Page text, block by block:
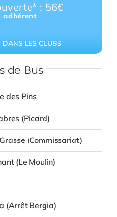
: 56€
adhérent
DANS LES CLUBS
de Bus
des Pins
(Picard)
(Commissariat)
(Le Moulin)
(Arrêt Bergia)